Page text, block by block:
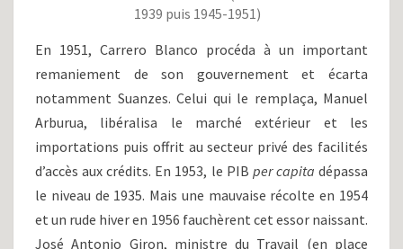
1939 puis 1945-1951)
En 1951, Carrero Blanco procéda à un important
remaniement de son gouvernement et écarta
notamment Suanzes. Celui qui le remplaça, Manuel
Arburua, libéralisa le marché extérieur et les
importations puis offrit au secteur privé des facilités
d’accès aux crédits. En 1953, le PIB per capita dépassa
le niveau de 1935. Mais une mauvaise récolte en 1954
et un rude hiver en 1956 fauchèrent cet essor naissant.
José Antonio Giron, ministre du Travail (en place